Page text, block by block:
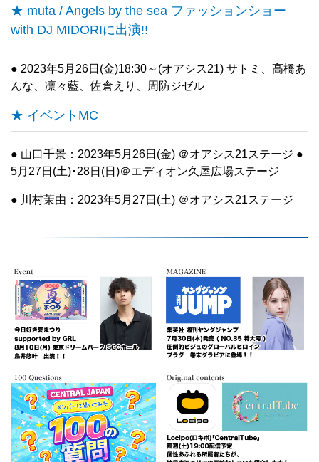
★ muta / Angels by the sea ファッションショー
with DJ MIDORIに出演!!
● 2023年5月26日(金)18:30～(オアシス21) サトミ、高橋あ
んな、凛々藍、佐倉えり、周防ジゼル
★ イベントMC
● 山口千景：2023年5月26日(金) ＠オアシス21ステージ ●
5月27日(土)･28日(日)＠エディオン久屋広場ステージ
● 川村茉由：2023年5月27日(土) ＠オアシス21ステージ